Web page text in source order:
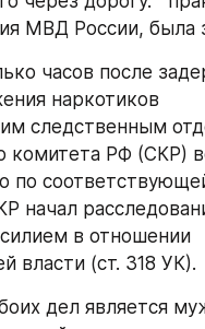
МВД России, была
часов после
наркотиков
следственным
комитета РФ (СКР)
по
начал
в отношении
власти (ст. 318 УК).